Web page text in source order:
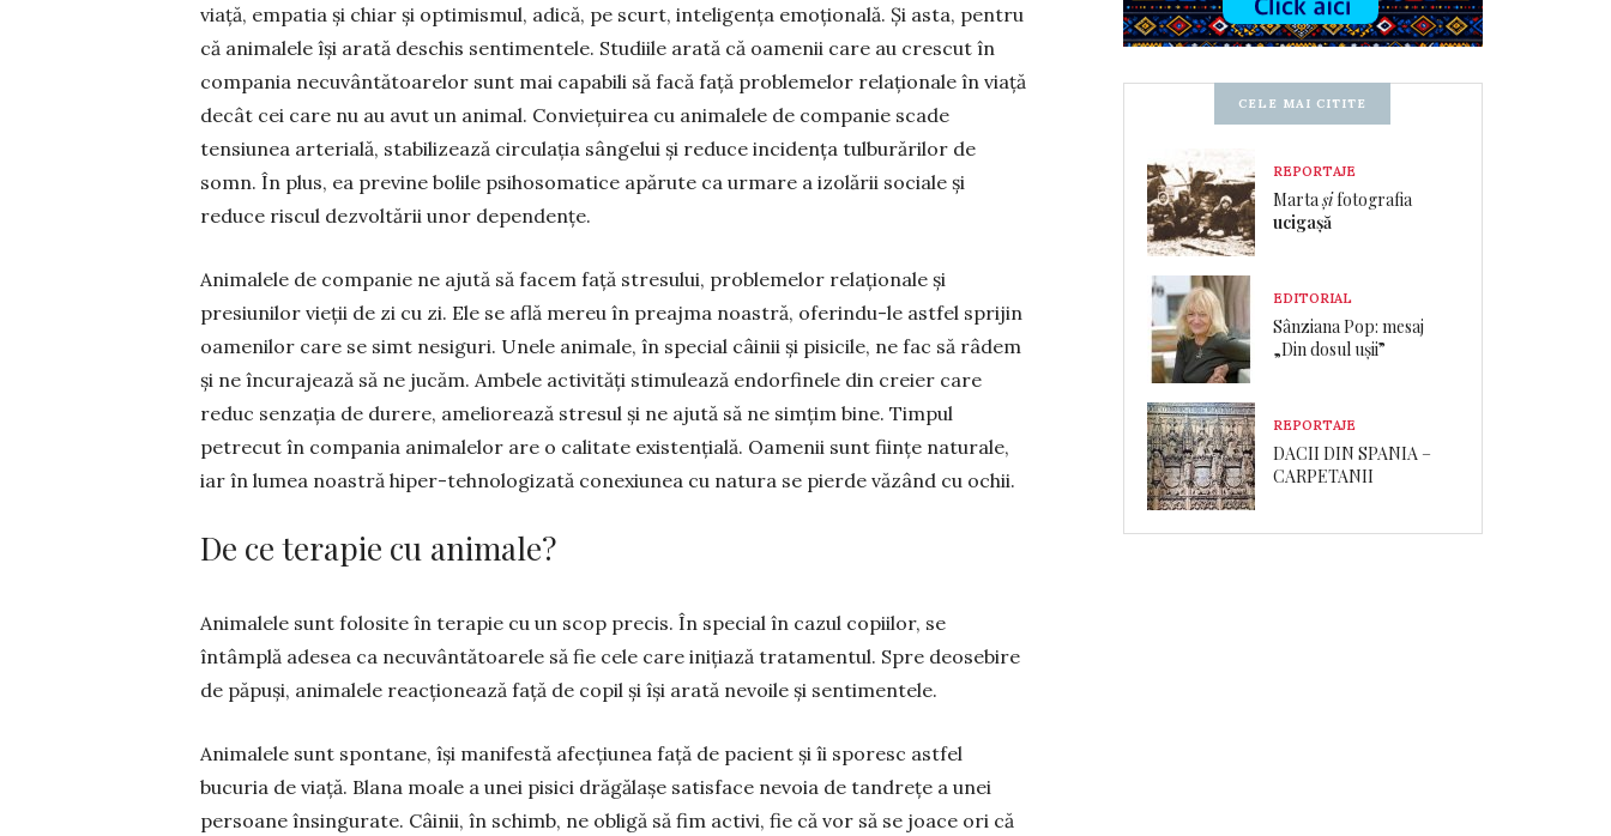
viață, empatia și chiar și opti­mis­mul, adică, pe scurt, inteligența emoțională. Și asta, pentru
că animalele își arată deschis sen­timentele. Studiile a­rată că oamenii care au crescut în
com­pania necuvântătoarelor sunt mai capabili să facă față problemelor relaționale în viață
decât cei care nu au avut un animal. Conviețuirea cu animalele de companie scade
tensiunea arterială, stabilizează circulația sân­gelui și reduce incidența tul­bu­rărilor de
somn. În plus, ea previne bolile psi­hoso­matice apărute ca ur­ma­re a izolării sociale și
reduce ris­cul dezvoltării unor de­pen­dențe.
Animalele de companie ne ajută să facem față stresu­lui, problemelor relaționale și
presiunilor vieții de zi cu zi. Ele se află mereu în preaj­ma noastră, oferindu-le astfel sprijin
oamenilor care se simt nesiguri. Unele animale, în special câinii și pisicile, ne fac să râdem
și ne încurajează să ne jucăm. Ambele activități stimulează endorfinele din creier care
reduc senzația de durere, amelio­rează stresul și ne ajută să ne simțim bine. Timpul
petrecut în compania animalelor are o calitate existențială. Oamenii sunt ființe natu­rale,
iar în lumea noas­tră hiper-tehnologizată conexiunea cu natura se pierde văzând cu ochii.
De ce terapie cu animale?
Animalele sunt folosite în terapie cu un scop precis. În special în cazul copiilor, se
întâmplă adesea ca necuvântătoarele să fie cele care ini­țiază tratamentul. Spre deosebire
de păpuși, animalele reacționează față de copil și își arată nevoile și sentimentele.
Animalele sunt spontane, își manifestă afec­țiunea față de pacient și îi sporesc astfel
bucuria de viață. Blana moale a unei pisici drăgălașe satisface nevoia de tandrețe a unei
persoane însingurate. Câinii, în schimb, ne obligă să fim activi, fie că vor să se joace ori că
CELE MAI CITITE
REPORTAJE
Martașifotografia
ucigașă
EDITORIAL
Sânziana Pop: mesaj
„Din dosul ușii”
REPORTAJE
DACII DIN SPANIA –
CARPETANII